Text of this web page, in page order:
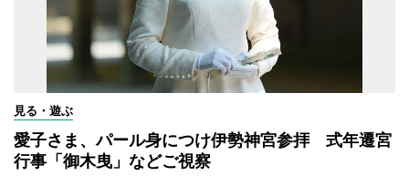
見る・遊ぶ
愛子さま、パール身につけ伊勢神宮参拝 式年遷宮
行事「御木曳」などご視察